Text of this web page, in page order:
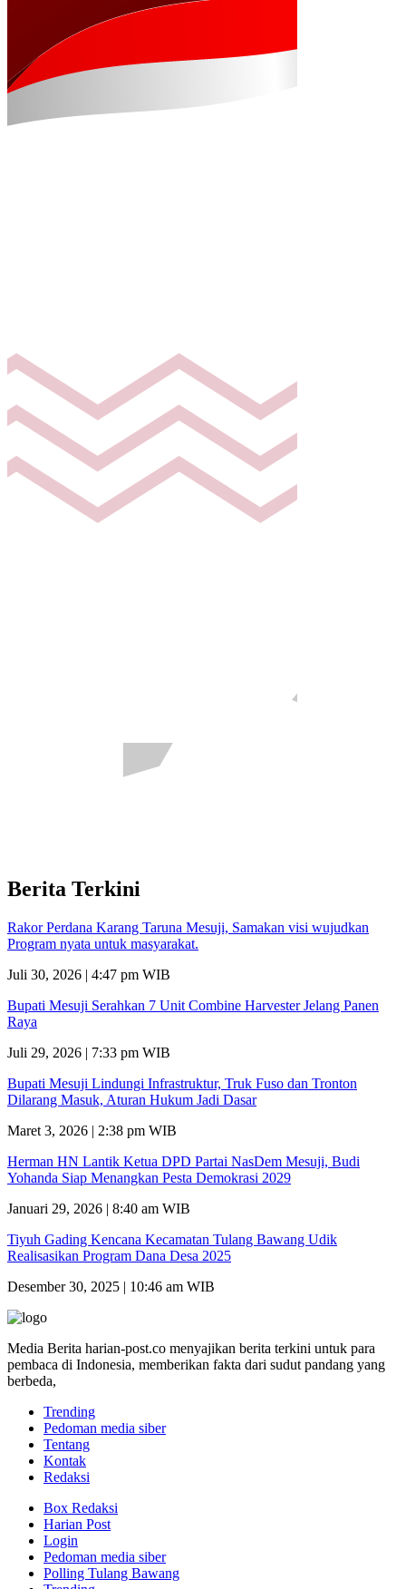
Berita Terkini
Rakor Perdana Karang Taruna Mesuji, Samakan visi wujudkan
Program nyata untuk masyarakat.
Juli 30, 2026 | 4:47 pm WIB
Bupati Mesuji Serahkan 7 Unit Combine Harvester Jelang Panen
Raya
Juli 29, 2026 | 7:33 pm WIB
Bupati Mesuji Lindungi Infrastruktur, Truk Fuso dan Tronton
Dilarang Masuk, Aturan Hukum Jadi Dasar
Maret 3, 2026 | 2:38 pm WIB
Herman HN Lantik Ketua DPD Partai NasDem Mesuji, Budi
Yohanda Siap Menangkan Pesta Demokrasi 2029
Januari 29, 2026 | 8:40 am WIB
Tiyuh Gading Kencana Kecamatan Tulang Bawang Udik
Realisasikan Program Dana Desa 2025
Desember 30, 2025 | 10:46 am WIB
Media Berita harian-post.co menyajikan berita terkini untuk para
pembaca di Indonesia, memberikan fakta dari sudut pandang yang
berbeda,
Trending
Pedoman media siber
Tentang
Kontak
Redaksi
Box Redaksi
Harian Post
Login
Pedoman media siber
Polling Tulang Bawang